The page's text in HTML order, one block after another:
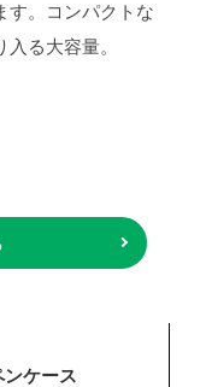
す。コンパクトな
る大容量。
ケース